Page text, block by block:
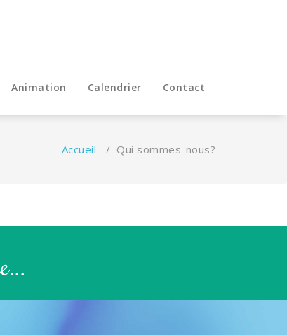
Animation Calendrier Contact
Accueil / Qui sommes-nous?